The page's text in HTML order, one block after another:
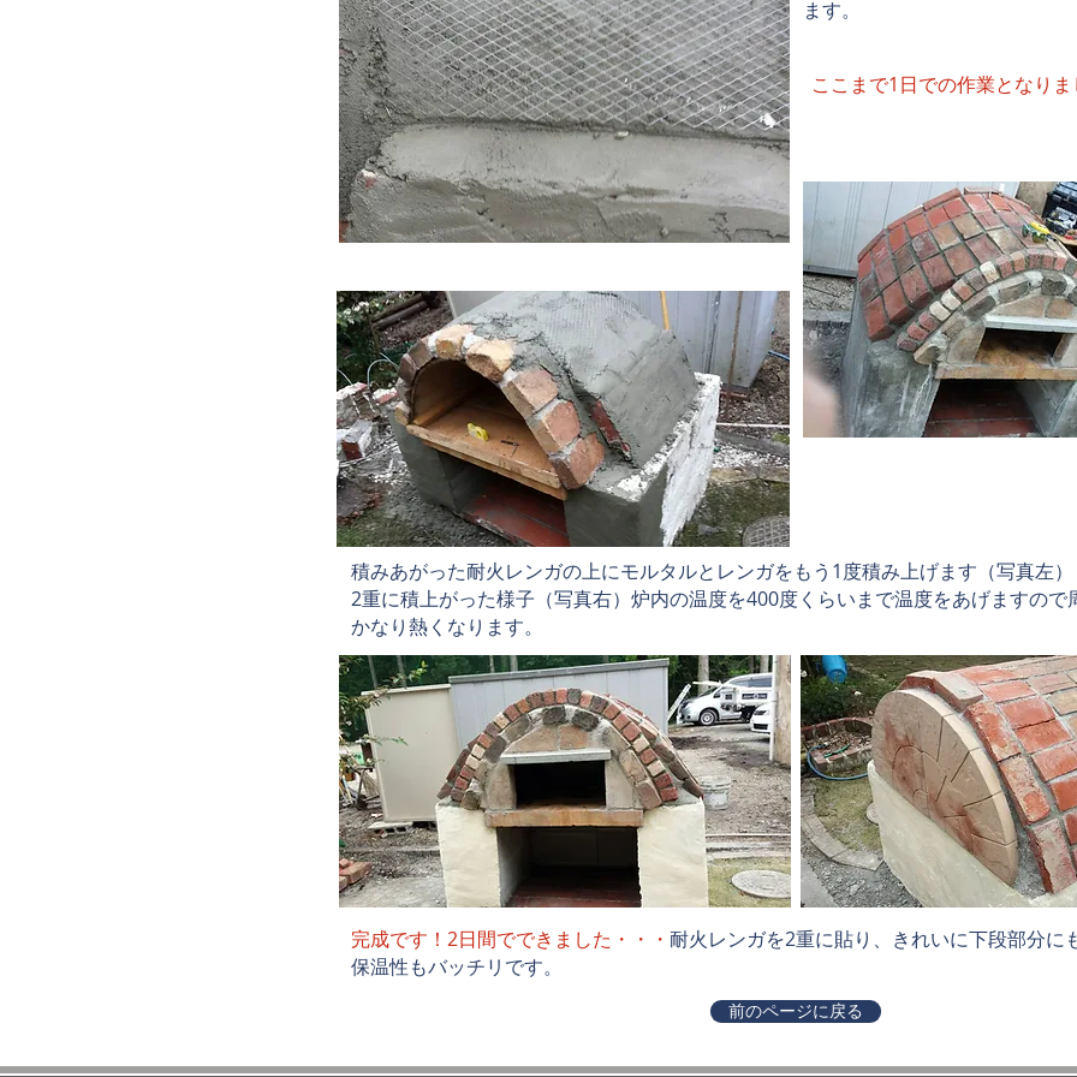
ます。
ここまで1日での作業となり
積みあがった耐火レンガの上にモルタルとレンガをもう1度積み上げます（写真左）
2重に積上がった様子（写真右）炉内の温度を400度くらいまで温度をあげますので
かなり熱くなります。
完成です！2日間でできました・・・ 耐火レンガを2重に貼り、きれいに下段部分に
保温性もバッチリです。
前のページに戻る